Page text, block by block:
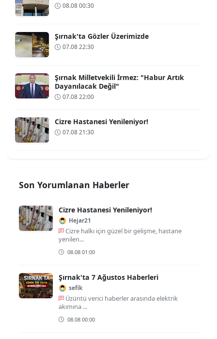
08.08 00:30
Şırnak'ta Gözler Üzerimizde
07.08 22:30
Şırnak Milletvekili İrmez: "Habur Artık
Dayanılacak Değil"
07.08 22:00
Cizre Hastanesi Yenileniyor!
07.08 21:30
Son Yorumlanan Haberler
Cizre Hastanesi Yenileniyor!
Hejar21
Cizre halkı için güzel bir gelişme, hastane
yenilen...
08.08 01:00
Şırnak'ta 7 Ağustos Haberleri
sefik
Üzüntü verici haberler arasında elektrik
akımına ...
08.08 00:00